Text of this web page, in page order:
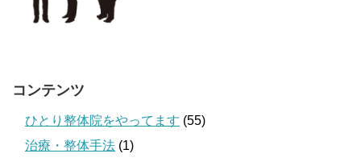
コンテンツ
ひとり整体院をやってます (55)
治療・整体手法 (1)